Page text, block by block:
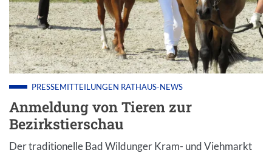
Anmeldung von Tieren zur
Bezirkstierschau
PRESSEMITTEILUNGEN RATHAUS-NEWS
Der traditionelle Bad Wildunger Kram- und Viehmarkt